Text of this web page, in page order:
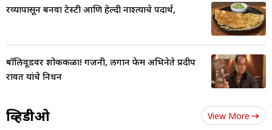
रव्यापासून बनवा टेस्टी आणि हेल्दी नाश्त्याचे पदार्थ,
बॉलिवूडवर शोककळा! गजनी, लगान फेम अभिनेते प्रदीप
रावत यांचे निधन
व्हिडीओ View More